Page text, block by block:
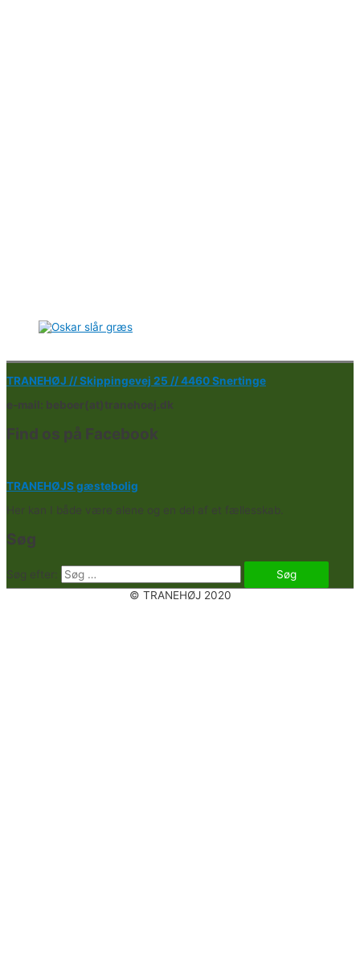
TRANEHØJ //Skippingevej 25 //4460 Snertinge
e-mail: beboer(at)tranehoej.dk
Find os på Facebook
TRANEHØJS gæstebolig
Her kan I både være alene og en del af et fællesskab.
Søg
Søg efter:
© TRANEHØJ 2020